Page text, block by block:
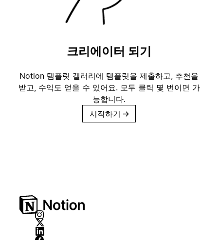
크리에이터 되기
Notion 템플릿 갤러리에 템플릿을 제출하고, 추천을
받고, 수익도 얻을 수 있어요. 모두 클릭 몇 번이면 가
능합니다.
시작하기 →